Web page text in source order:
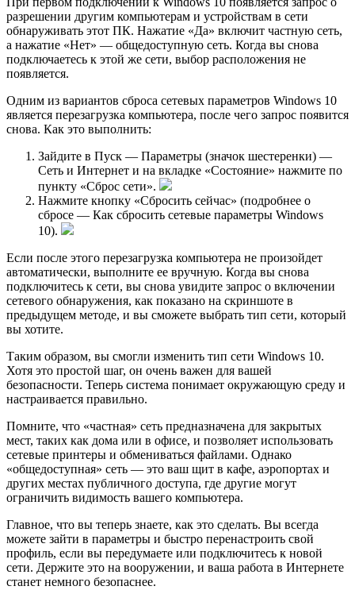
разрешении другим компьютерам и устройствам в сети
обнаруживать этот ПК. Нажатие «Да» включит частную сеть,
а нажатие «Нет» — общедоступную сеть. Когда вы снова
подключаетесь к этой же сети, выбор расположения не
появляется.
Одним из вариантов сброса сетевых параметров Windows 10
является перезагрузка компьютера, после чего запрос появится
снова. Как это выполнить:
Зайдите в Пуск — Параметры (значок шестеренки) —
Сеть и Интернет и на вкладке «Состояние» нажмите по
пункту «Сброс сети».
Нажмите кнопку «Сбросить сейчас» (подробнее о
сбросе — Как сбросить сетевые параметры Windows
10).
Если после этого перезагрузка компьютера не произойдет
автоматически, выполните ее вручную. Когда вы снова
подключитесь к сети, вы снова увидите запрос о включении
сетевого обнаружения, как показано на скриншоте в
предыдущем методе, и вы сможете выбрать тип сети, который
вы хотите.
Таким образом, вы смогли изменить тип сети Windows 10.
Хотя это простой шаг, он очень важен для вашей
безопасности. Теперь система понимает окружающую среду и
настраивается правильно.
Помните, что «частная» сеть предназначена для закрытых
мест, таких как дома или в офисе, и позволяет использовать
сетевые принтеры и обмениваться файлами. Однако
«общедоступная» сеть — это ваш щит в кафе, аэропортах и
других местах публичного доступа, где другие могут
ограничить видимость вашего компьютера.
Главное, что вы теперь знаете, как это сделать. Вы всегда
можете зайти в параметры и быстро перенастроить свой
профиль, если вы передумаете или подключитесь к новой
сети. Держите это на вооружении, и ваша работа в Интернете
станет немного безопаснее.